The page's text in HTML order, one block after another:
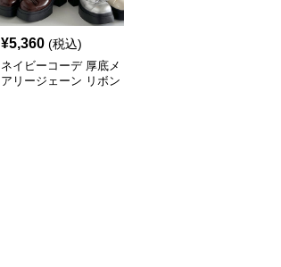
¥5,360 (税込)
ネイビーコーデ 厚底メ
アリージェーン リボン